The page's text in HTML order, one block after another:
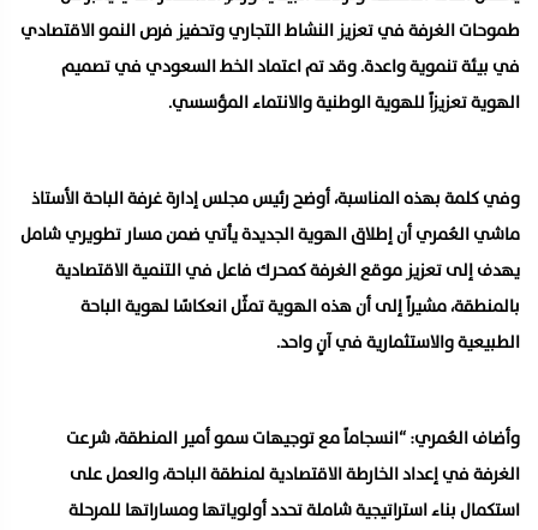
طموحات الغرفة في تعزيز النشاط التجاري وتحفيز فرص النمو الاقتصادي
في بيئة تنموية واعدة. وقد تم اعتماد الخط السعودي في تصميم
الهوية تعزيزاً للهوية الوطنية والانتماء المؤسسي.
وفي كلمة بهذه المناسبة، أوضح رئيس مجلس إدارة غرفة الباحة الأستاذ
ماشي العُمري أن إطلاق الهوية الجديدة يأتي ضمن مسار تطويري شامل
يهدف إلى تعزيز موقع الغرفة كمحرك فاعل في التنمية الاقتصادية
بالمنطقة، مشيراً إلى أن هذه الهوية تمثّل انعكاسًا لهوية الباحة
الطبيعية والاستثمارية في آنٍ واحد.
وأضاف العُمري: “انسجاماً مع توجيهات سمو أمير المنطقة، شرعت
الغرفة في إعداد الخارطة الاقتصادية لمنطقة الباحة، والعمل على
استكمال بناء استراتيجية شاملة تحدد أولوياتها ومساراتها للمرحلة